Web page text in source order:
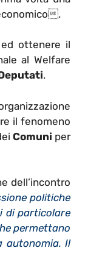
.
ottenere il
al Welfare
.
il fenomeno
Comuni per
dell’incontro
politiche
di particolare
permettano
autonomia. Il